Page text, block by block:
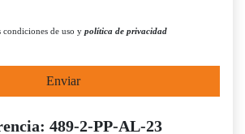
condiciones de uso y política de privacidad
Enviar
489-2-PP-AL-23